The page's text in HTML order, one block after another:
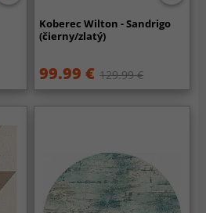
Koberec Wilton - Sandrigo
(čierny/zlatý)
99.99 € 129.99 €